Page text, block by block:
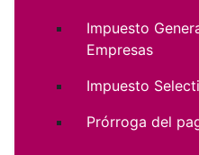
Impuesto
Empresas
Impuesto
Prórroga del